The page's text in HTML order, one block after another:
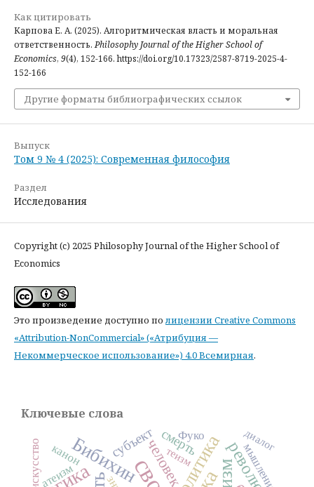
Как цитировать
Карпова Е. А. (2025). Алгоритмическая власть и моральная
ответственность.Philosophy Journal of the Higher School of
Economics, 9(4), 152-166. https://doi.org/10.17323/2587-8719-2025-4-
152-166
Другие форматы библиографических ссылок
Выпуск
Том 9 № 4 (2025): Современная философия
Раздел
Исследования
Copyright (c) 2025 Philosophy Journal of the Higher School of
Economics
Это произведение доступно полицензии Creative Commons
«Attribution-NonCommercial» («Атрибуция —
Некоммерческое использование») 4.0 Всемирная.
Ключевые слова
политика
Бибихинчеловек
субъектсмерть мышление
канон
искусство
Фуко
атеизм
диалог
теизм